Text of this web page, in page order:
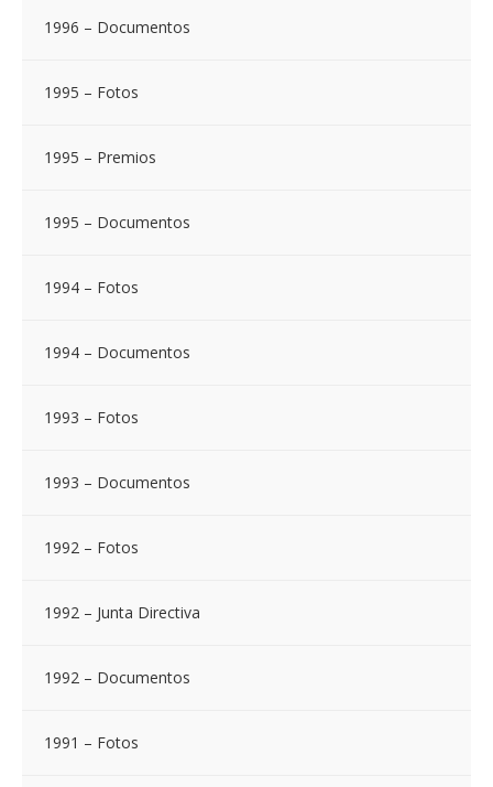
1996 – Documentos
1995 – Fotos
1995 – Premios
1995 – Documentos
1994 – Fotos
1994 – Documentos
1993 – Fotos
1993 – Documentos
1992 – Fotos
1992 – Junta Directiva
1992 – Documentos
1991 – Fotos